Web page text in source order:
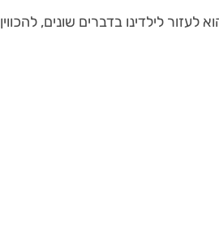
לילדינו בדברים שונים, להכווין